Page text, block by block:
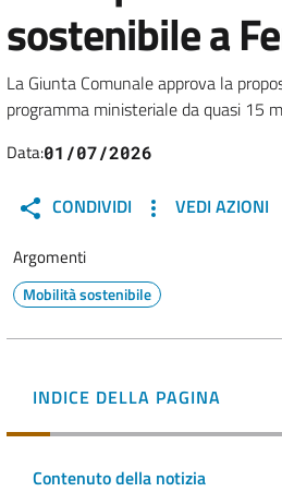
sostenibile a
La Giunta Comunale approva la
programma ministeriale da quasi 15
Data:01/07/2026
CONDIVIDI VEDI AZIONI
Argomenti
Mobilità sostenibile
INDICE DELLA PAGINA
Contenuto della notizia